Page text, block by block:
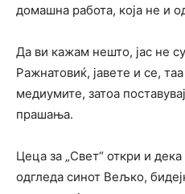
домашна работа, која не и
Да ви кажам нешто, јас не
Ражнатовиќ, јавете и се,
медиумите, затоа
прашања.
Цеца за „Свет“ откри и
одгледа синот Вељко,